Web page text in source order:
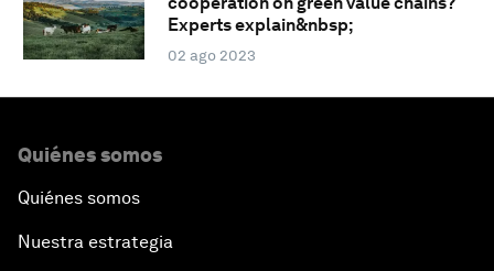
Experts explain&nbsp;
02 ago 2023
Quiénes somos
Quiénes somos
Nuestra estrategia